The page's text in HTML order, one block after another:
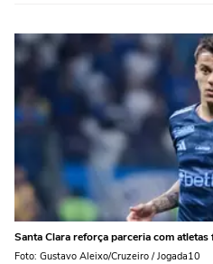
Santa Clara reforça parceria com
Foto: Gustavo Aleixo/Cruzeiro / Jogada10